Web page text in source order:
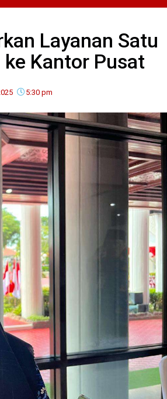
Layanan Satu
ke Kantor Pusat
5:30 pm